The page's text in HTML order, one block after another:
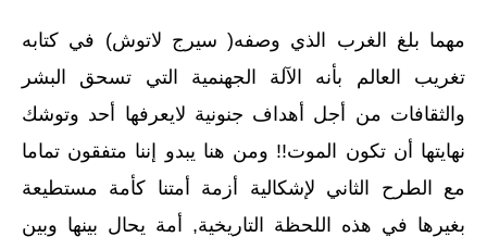
مهما بلغ الغرب الذي وصفه‏(‏ سيرج لاتوش‏)‏ في كتابه
تغريب العالم بأنه الآلة الجهنمية التي تسحق البشر
والثقافات من أجل أهداف جنونية لايعرفها أحد وتوشك
نهايتها أن تكون الموت‏!!‏ ومن هنا يبدو إننا متفقون تماما
مع الطرح الثاني لإشكالية أزمة أمتنا كأمة مستطيعة
بغيرها في هذه اللحظة التاريخية‏,‏ أمة يحال بينها وبين